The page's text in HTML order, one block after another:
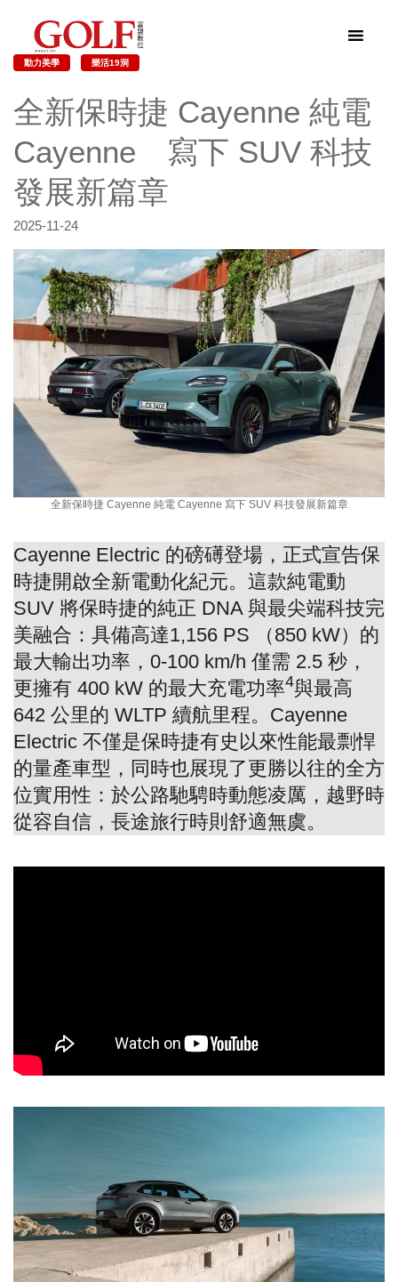
動力美學 樂活19洞
全新保時捷 Cayenne 純電
Cayenne 寫下 SUV 科技
發展新篇章
2025-11-24
全新保時捷 Cayenne 純電 Cayenne 寫下 SUV 科技發展新篇章
Cayenne Electric 的磅礡登場，正式宣告保
時捷開啟全新電動化紀元。這款純電動
SUV 將保時捷的純正 DNA 與最尖端科技完
美融合：具備高達1,156 PS （850 kW） 的
最大輸出功率， 0-100 km/h 僅需 2.5 秒 ，
更擁有 400 kW 的最大充電功率4與最高
642 公里的 WLTP 續航里程。 Cayenne
Electric 不僅是保時捷有史以來性能最剽悍
的量產車型，同時也展現了更勝以往的全方
位實用性：於公路馳騁時動態凌厲，越野時
從容自信，長途旅行時則舒適無虞。